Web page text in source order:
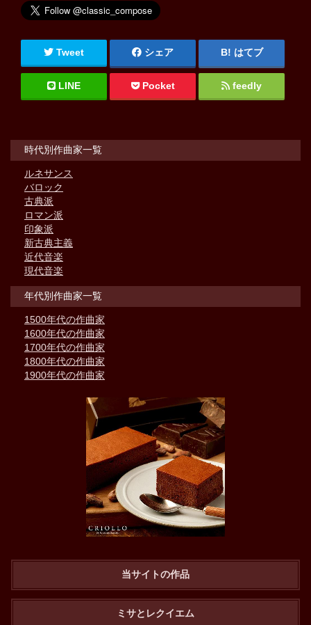
Tweet シェア はてブ
LINE Pocket feedly
時代別作曲家一覧
ルネサンス
バロック
古典派
ロマン派
印象派
新古典主義
近代音楽
現代音楽
年代別作曲家一覧
1500年代の作曲家
1600年代の作曲家
1700年代の作曲家
1800年代の作曲家
1900年代の作曲家
当サイトの作品
ミサとレクイエム